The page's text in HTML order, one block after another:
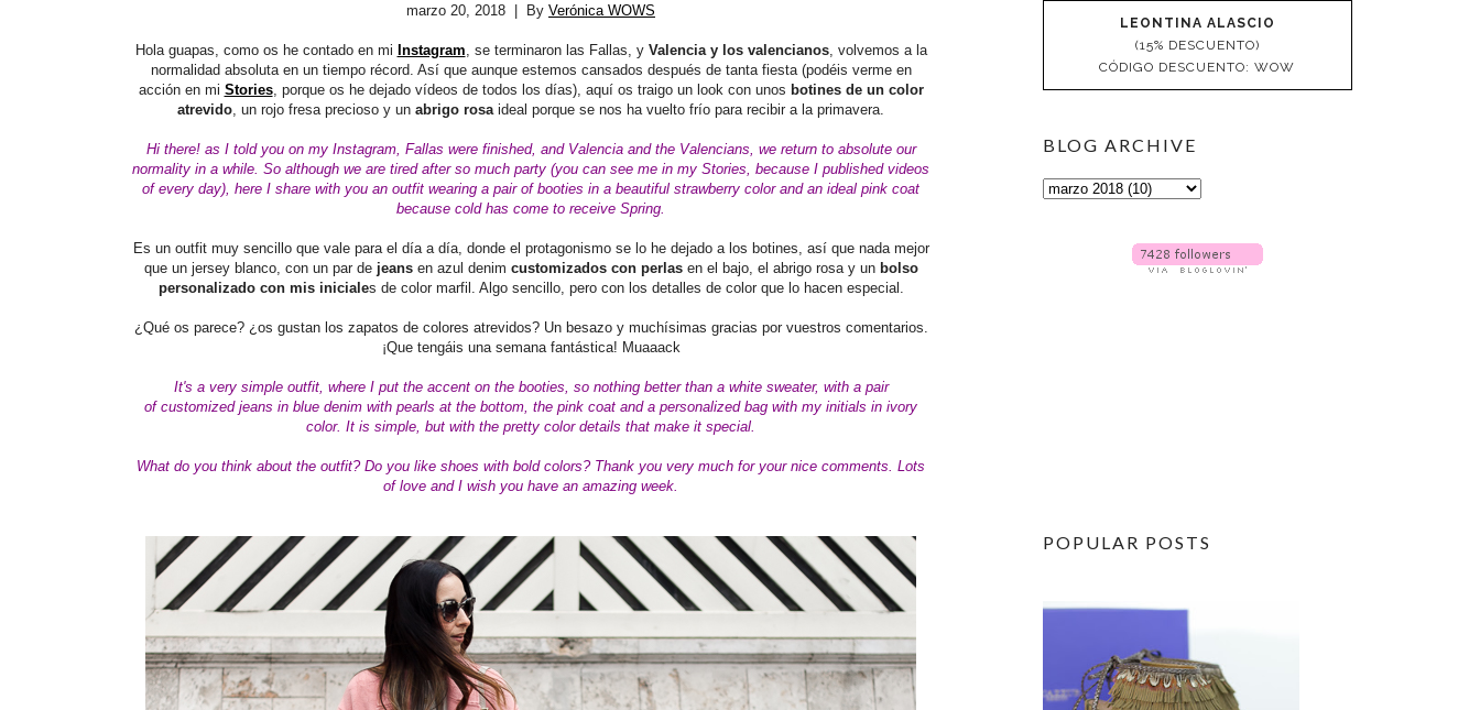
marzo 20, 2018 | By Verónica WOWS
Hola guapas, como os he contado en mi Instagram, se terminaron las Fallas, y Valencia y los valencianos, volvemos a la
normalidad absoluta en un tiempo récord. Así que aunque estemos cansados después de tanta fiesta (podéis verme en
acción en mi Stories, porque os he dejado vídeos de todos los días), aquí os traigo un look con unos botines de un color
atrevido, un rojo fresa precioso y un abrigo rosaideal porque se nos ha vuelto frío para recibir a la primavera.
Hi there! as I told you on my Instagram, Fallas were finished, and Valencia and the Valencians, we return to absolute our
normality in a while. So although we are tired after so much party (you can see me in my Stories, because I published videos
of every day), here I share with you an outfit wearing a pair of booties in a beautiful strawberry color and an ideal pink coat
because cold has come to receive Spring.
Es un outfit muy sencillo que vale para el día a día, donde el protagonismo se lo he dejado a los botines, así que nada mejor
que un jersey blanco, con un par dejeansen azul denim customizados con perlasen el bajo, el abrigo rosa y un bolso
personalizado con mis iniciales de color marfil. Algo sencillo, pero con los detalles de color que lo hacen especial.
¿Qué os parece? ¿os gustan los zapatos de colores atrevidos? Un besazo y muchísimas gracias por vuestros comentarios.
¡Que tengáis una semana fantástica! Muaaack
It's a very simple outfit, where I put the accent on the booties, so nothing better than a white sweater, with a pair
of customized jeans in blue denim with pearls at the bottom, the pink coat and a personalized bag with my initials in ivory
color. It is simple, but with the pretty color details that make it special.
What do you think about the outfit? Do you like shoes with bold colors? Thank you very much for your nice comments. Lots
of love and I wish you have an amazing week.
LEONTINA ALASCIO
(15% DESCUENTO)
CÓDIGO DESCUENTO: WOW
BLOG ARCHIVE
POPULAR POSTS